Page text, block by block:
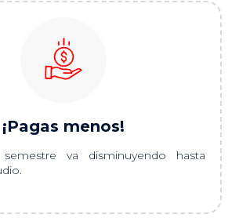
¡Pagas menos!
va disminuyendo hasta